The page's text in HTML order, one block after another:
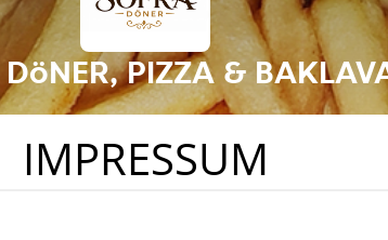
PIZZA &
IMPRESSUM